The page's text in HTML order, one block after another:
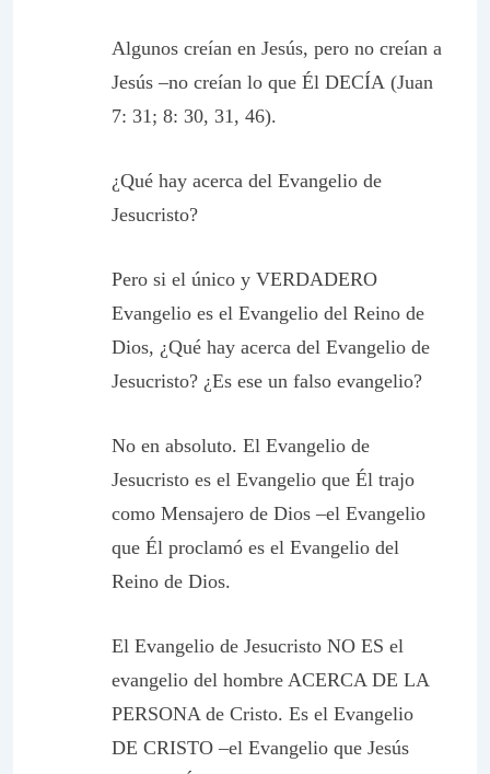
Algunos creían en Jesús, pero no creían a
Jesús –no creían lo que Él DECÍA (Juan
7: 31; 8: 30, 31, 46).
¿Qué hay acerca del Evangelio de
Jesucristo?
Pero si el único y VERDADERO
Evangelio es el Evangelio del Reino de
Dios, ¿Qué hay acerca del Evangelio de
Jesucristo? ¿Es ese un falso evangelio?
No en absoluto. El Evangelio de
Jesucristo es el Evangelio que Él trajo
como Mensajero de Dios –el Evangelio
que Él proclamó es el Evangelio del
Reino de Dios.
El Evangelio de Jesucristo NO ES el
evangelio del hombre ACERCA DE LA
PERSONA de Cristo. Es el Evangelio
DE CRISTO –el Evangelio que Jesús